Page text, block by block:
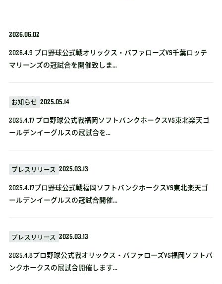
2026.06.02
2026.4.9 プロ野球公式戦オリックス・バファローズvs千葉ロッテ
マリーンズの冠試合を開催致しま...
お知らせ 2025.05.14
2025.4.17 プロ野球公式戦福岡ソフトバンクホークスVS東北楽天ゴ
ールデンイーグルスの冠試合を...
プレスリリース 2025.03.13
2025.4.17プロ野球公式戦福岡ソフトバンクホークスVS東北楽天ゴ
ールデンイーグルスの冠試合開催...
プレスリリース 2025.03.13
2025.4.8プロ野球公式戦オリックス・バファローズvs福岡ソフトバ
ンクホークスの冠試合開催します...